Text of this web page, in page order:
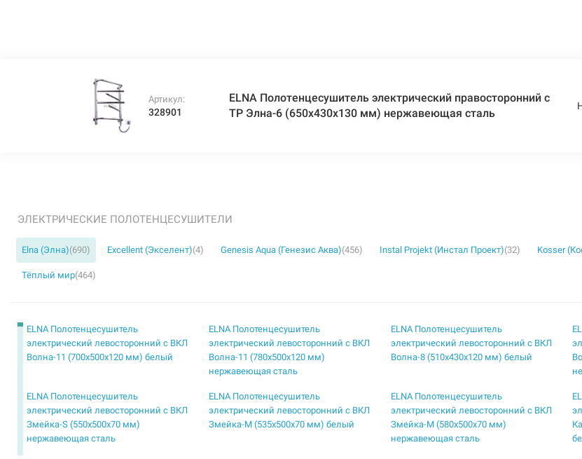
Артикул:
328901
ELNA Полотенцесушитель электрический правосторонний с
ТР Элна-6 (650х430х130 мм) нержавеющая сталь
ЭЛЕКТРИЧЕСКИЕ ПОЛОТЕНЦЕСУШИТЕЛИ
Elna (Элна)(690) Excellent (Экселент)(4) Genesis Aqua (Генезис Аква)(456) Instal Projekt (Инстал Проект)(32) Kosser
Тёплый мир(464)
ELNA Полотенцесушитель
электрический левосторонний с ВКЛ
Волна-11 (700х500х120 мм) белый
ELNA Полотенцесушитель
электрический левосторонний с ВКЛ
Волна-11 (780х500х120 мм)
нержавеющая сталь
ELNA Полотенцесушитель
электрический левосторонний с ВКЛ
Волна-8 (510х430х120 мм) белый
ELNA Полотенцесушитель
электрический левосторонний с ВКЛ
Змейка-S (550х500х70 мм)
нержавеющая сталь
ELNA Полотенцесушитель
электрический левосторонний с ВКЛ
Змейка-М (535х500х70 мм) белый
ELNA Полотенцесушитель
электрический левосторонний с ВКЛ
Змейка-М (580х500х70 мм)
нержавеющая сталь